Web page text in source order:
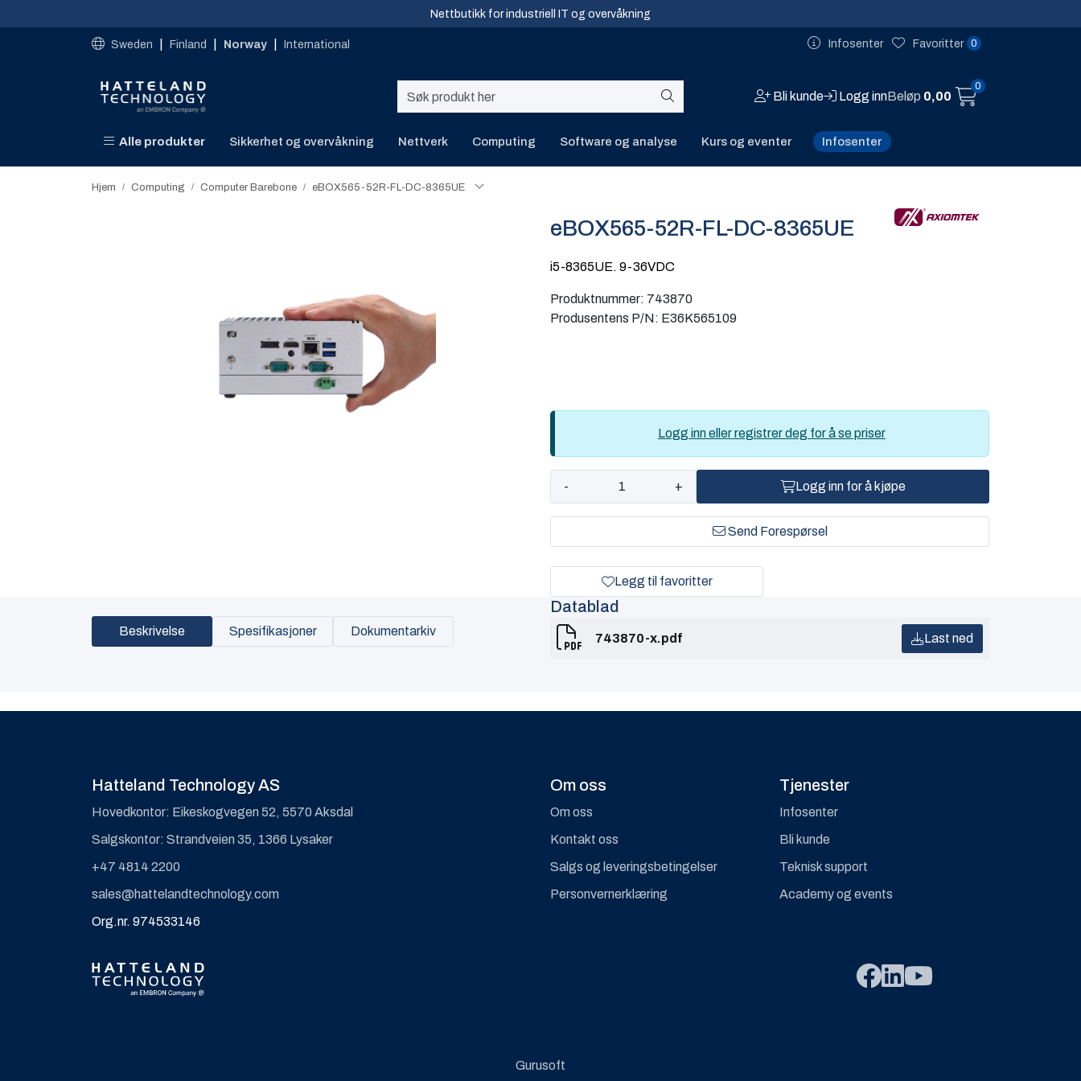
Nettbutikk for industriell IT og overvåkning
Sweden Finland Norway International Infosenter 0
Favoritter
Bli kunde Logg innBeløp 0,00
0
Alle produkter Sikkerhet og overvåkning Nettverk Computing Software og analyse Kurs og eventer Infosenter
Hjem Computing Computer Barebone eBOX565-52R-FL-DC-8365UE
eBOX565-52R-FL-DC-8365UE
i5-8365UE. 9-36VDC
Produktnummer: 743870
Produsentens P/N: E36K565109
Logg inn eller registrer deg for å se priser
- + Logg inn for å kjøpe
Send Forespørsel
Legg til favoritter
Beskrivelse Spesifikasjoner Dokumentarkiv
Datablad
743870-x.pdf Last ned
Hatteland Technology AS
Hovedkontor: Eikeskogvegen 52, 5570 Aksdal
Salgskontor: Strandveien 35, 1366 Lysaker
+47 4814 2200
sales@hattelandtechnology.com
Org.nr. 974533146
Om oss
Om oss
Kontakt oss
Salgs og leveringsbetingelser
Personvernerklæring
Tjenester
Infosenter
Bli kunde
Teknisk support
Academy og events
Gurusoft